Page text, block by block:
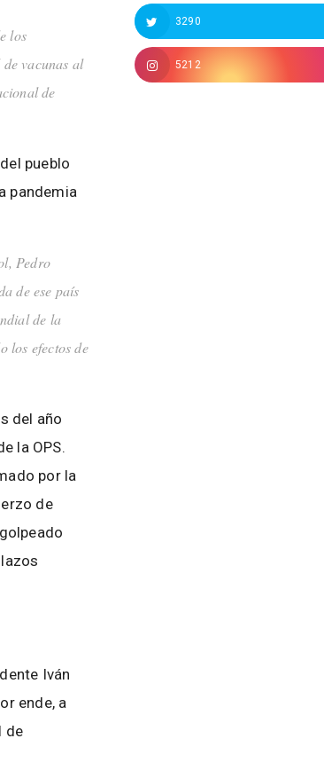
los
vacunas al
de
pueblo
pandemia
Pedro
de ese país
de la
los efectos de
del año
la OPS.
por la
de
Iván
ende, a
de
3290
5212